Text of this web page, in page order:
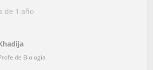
de 1 año
de Biología